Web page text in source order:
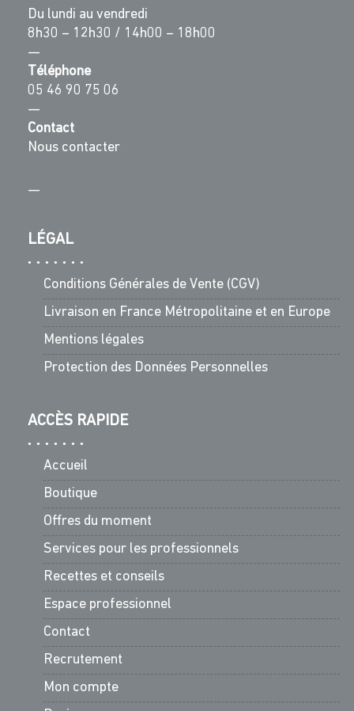
Du lundi au vendredi
8h30 – 12h30 / 14h00 – 18h00
—
Téléphone
05 46 90 75 06
—
Contact
Nous contacter
—
LÉGAL
Conditions Générales de Vente (CGV)
Livraison en France Métropolitaine et en Europe
Mentions légales
Protection des Données Personnelles
ACCÈS RAPIDE
Accueil
Boutique
Offres du moment
Services pour les professionnels
Recettes et conseils
Espace professionnel
Contact
Recrutement
Mon compte